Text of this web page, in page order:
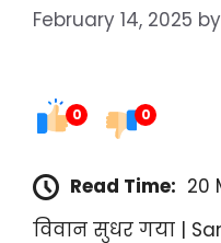
February 14, 2025 by
0 0
Read Time: 20
विवान सुधर गया |